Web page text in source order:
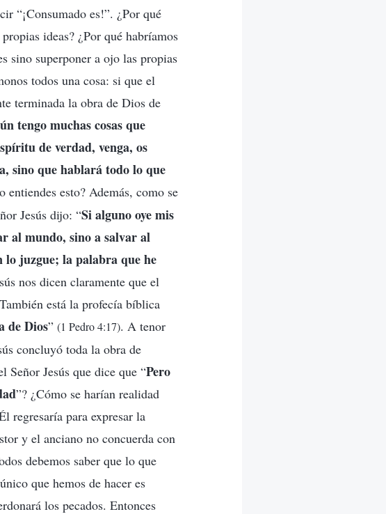
“¡Consumado es!”. ¿Por qué
ideas? ¿Por qué habríamos
sino superponer a ojo las propias
todos una cosa: si que el
terminada la obra de Dios de
tengo muchas cosas que
de verdad, venga, os
sino que hablará todo lo que
entiendes esto? Además, como se
Jesús dijo: “Si alguno oye mis
al mundo, sino a salvar al
lo juzgue; la palabra que he
nos dicen claramente que el
está la profecía bíblica
de Dios” (1 Pedro 4:17). A tenor
concluyó toda la obra de
Señor Jesús que dice que “Pero
”? ¿Cómo se harían realidad
regresaría para expresar la
y el anciano no concuerda con
debemos saber que lo que
que hemos de hacer es
los pecados. Entonces